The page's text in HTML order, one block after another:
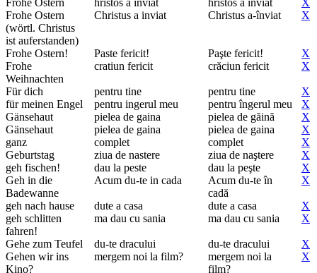
Frohe Ostern
hristos a inviat hristos a înviat
X
Frohe Ostern
(wörtl. Christus
ist auferstanden)
Christus a inviat Christus a-înviat X
Frohe Ostern! Paste fericit! Paşte fericit!
X
Frohe
Weihnachten
cratiun fericit crăciun fericit X
Für dich pentru tine pentru tine
X
für meinen Engel
pentru ingerul meu pentru îngerul meu
X
Gänsehaut
pielea de gaina pielea de găină
X
Gänsehaut
pielea de gaina pielea de gaina
X
ganz
complet complet
X
Geburtstag
ziua de nastere ziua de naştere
X
geh fischen!
dau la peste dau la peşte
X
Geh in die
Badewanne
Acum du-te in cada
Acum du-te în
cadă
X
geh nach hause dute a casa dute a casa
X
geh schlitten
fahren!
ma dau cu sania ma dau cu sania X
Gehe zum Teufel du-te dracului du-te dracului
X
Gehen wir ins
Kino?
mergem noi la film?
mergem noi la
film?
X